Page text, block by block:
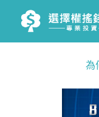
為